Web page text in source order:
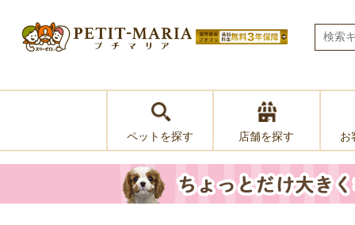
ペットを探す 店舗を探す お